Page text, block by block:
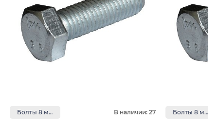
Болты 8 мм В наличии: 27 Болты 8 мм